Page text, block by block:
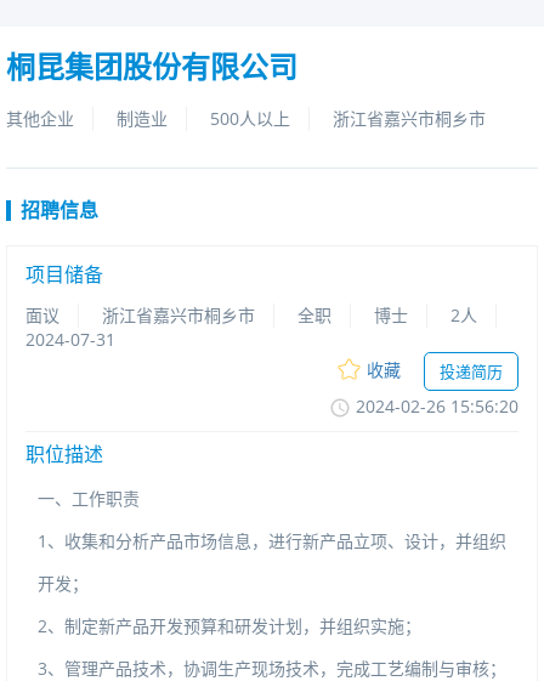
桐昆集团股份有限公司
其他企业 制造业 500人以上 浙江省嘉兴市桐乡市
招聘信息
项目储备
面议 浙江省嘉兴市桐乡市 全职 博士
2人
2024-07-31
收藏
投递简历
2024-02-2615:56:20
职位描述
一、工作职责
1、收集和分析产品市场信息，进行新产品立项、设计，并组织
开发；
2、制定新产品开发预算和研发计划，并组织实施；
3、管理产品技术，协调生产现场技术，完成工艺编制与审核；